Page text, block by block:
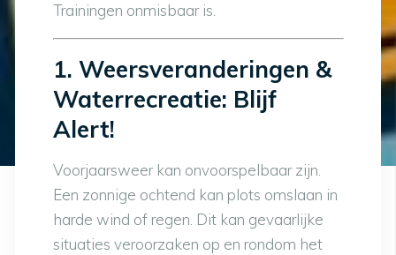
Trainingen onmisbaar is.
1. Weersveranderingen &
Waterrecreatie: Blijf
Alert!
Voorjaarsweer kan onvoorspelbaar zijn.
Een zonnige ochtend kan plots omslaan in
harde wind of regen. Dit kan gevaarlijke
situaties veroorzaken op en rondom het